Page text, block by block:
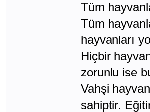
Tüm
Tüm
hayvanları
Hiçbir
zorunlu ise
Vahşi
sahiptir.